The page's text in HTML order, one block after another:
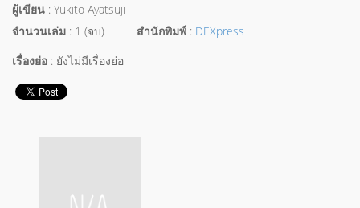
ผู้เขียน : Yukito Ayatsuji
จำนวนเล่ม : 1 (จบ) สำนักพิมพ์ : DEXpress
เรื่องย่อ : ยังไม่มีเรื่องย่อ